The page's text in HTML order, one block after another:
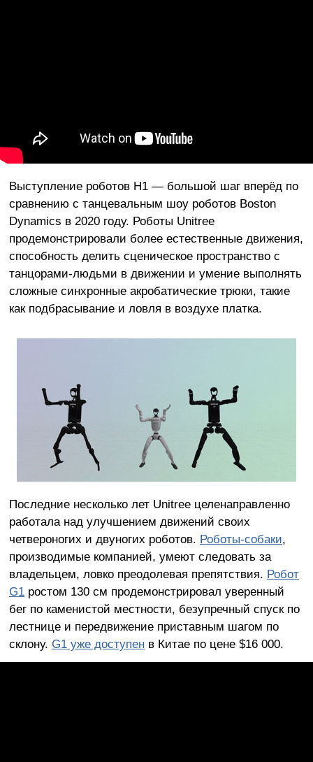
Выступление роботов H1 — большой шаг вперёд по
сравнению с танцевальным шоу роботов Boston
Dynamics в 2020 году. Роботы Unitree
продемонстрировали более естественные движения,
способность делить сценическое пространство с
танцорами-людьми в движении и умение выполнять
сложные синхронные акробатические трюки, такие
как подбрасывание и ловля в воздухе платка.
Последние несколько лет Unitree целенаправленно
работала над улучшением движений своих
четвероногих и двуногих роботов. Роботы-собаки,
производимые компанией, умеют следовать за
владельцем, ловко преодолевая препятствия. Робот
G1ростом 130 см продемонстрировал уверенный
бег по каменистой местности, безупречный спуск по
лестнице и передвижение приставным шагом по
склону. G1 уже доступенв Китае по цене $16 000.